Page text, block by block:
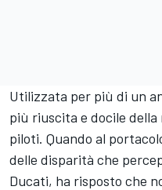
Utilizzata per più di un
più riuscita e docile
piloti. Quando al
delle disparità che
Ducati, ha risposto che